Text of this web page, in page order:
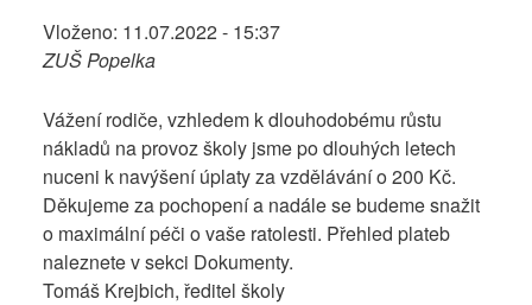
Vloženo: 11.07.2022 - 15:37
ZUŠ Popelka
Vážení rodiče, vzhledem k dlouhodobému růstu
nákladů na provoz školy jsme po dlouhých letech
nuceni k navýšení úplaty za vzdělávání o 200 Kč.
Děkujeme za pochopení a nadále se budeme snažit
o maximální péči o vaše ratolesti. Přehled plateb
naleznete v sekci Dokumenty.
Tomáš Krejbich, ředitel školy